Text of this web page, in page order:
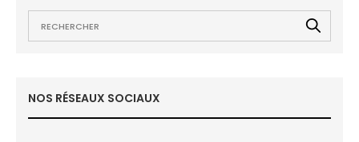
NOS RÉSEAUX SOCIAUX